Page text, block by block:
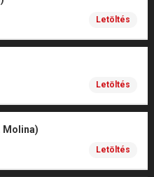
Letöltés
Letöltés
Molina)
Letöltés